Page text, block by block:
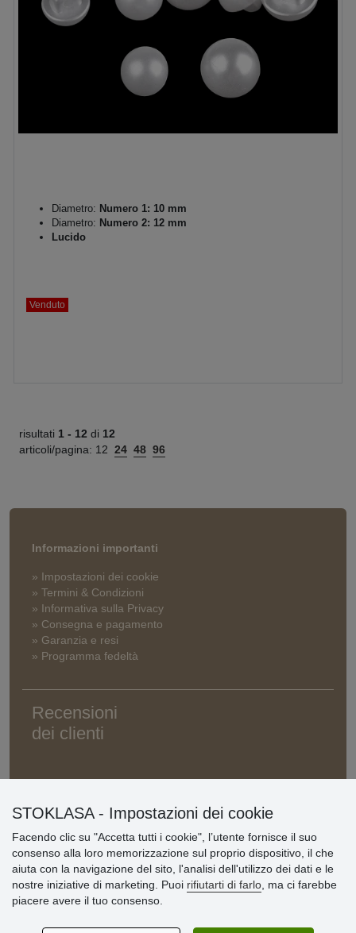
Diametro: Numero 1: 10 mm
Diametro: Numero 2: 12 mm
Lucido
Venduto
risultati 1 - 12 di 12
articoli/pagina: 12 24 48 96
Informazioni importanti
» Impostazioni dei cookie
» Termini & Condizioni
» Informativa sulla Privacy
» Consegna e pagamento
» Garanzia e resi
» Programma fedeltà
Recensioni
dei clienti
STOKLASA - Impostazioni dei cookie
Facendo clic su "Accetta tutti i cookie", l’utente fornisce il suo
consenso alla loro memorizzazione sul proprio dispositivo, il che
aiuta con la navigazione del sito, l'analisi dell'utilizzo dei dati e le
nostre iniziative di marketing. Puoi rifiutarti di farlo , ma ci farebbe
piacere avere il tuo consenso.